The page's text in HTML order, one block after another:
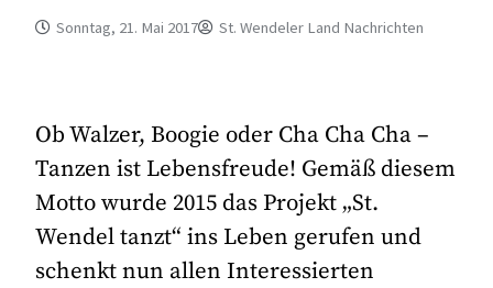
Sonntag, 21. Mai 2017 St. Wendeler Land Nachrichten
Ob Walzer, Boogie oder Cha Cha Cha –
Tanzen ist Lebensfreude! Gemäß diesem
Motto wurde 2015 das Projekt „St.
Wendel tanzt“ ins Leben gerufen und
schenkt nun allen Interessierten